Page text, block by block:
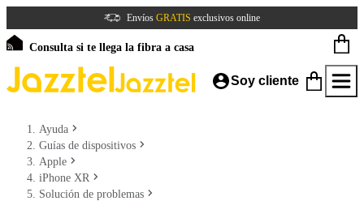
Envíos GRATIS exclusivos online
Consulta si te llega la fibra a casa
Soy cliente
Ayuda
Guías de dispositivos
Apple
iPhone XR
Solución de problemas